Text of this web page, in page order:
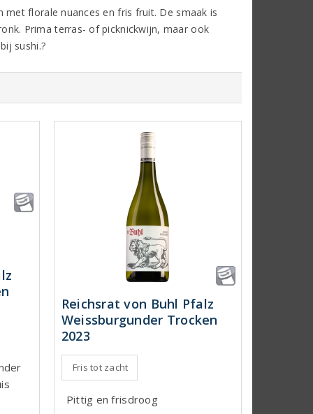
florale nuances en fris fruit. De smaak is
Prima terras- of picknickwijn, maar ook
sushi.?
Reichsrat von Buhl Pfalz
Weissburgunder Trocken
2023
Fris tot zacht
Pittig en frisdroog